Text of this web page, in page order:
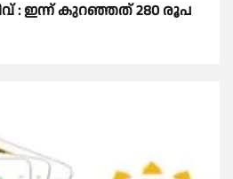
: ഇന്ന് കുറഞ്ഞത് 280 രൂപ